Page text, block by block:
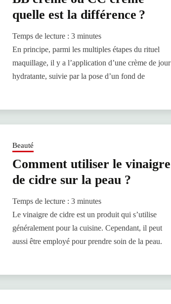
quelle est la différence ?
Temps de lecture : 3 minutes
En principe, parmi les multiples étapes du rituel
maquillage, il y a l’application d’une crème de jour
hydratante, suivie par la pose d’un fond de
Beauté
Comment utiliser le vinaigre
de cidre sur la peau ?
Temps de lecture : 3 minutes
Le vinaigre de cidre est un produit qui s’utilise
généralement pour la cuisine. Cependant, il peut
aussi être employé pour prendre soin de la peau.